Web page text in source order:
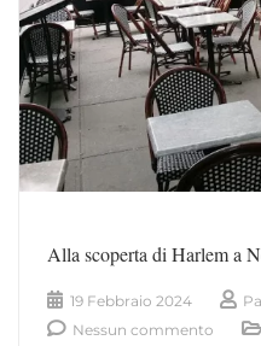
Alla scoperta di Harlem a
19 Febbraio 2024
Nessun commento